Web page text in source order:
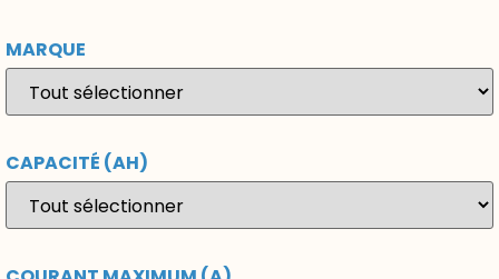
MARQUE
CAPACITÉ (AH)